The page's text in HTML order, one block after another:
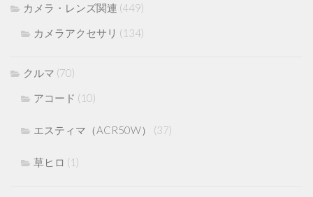
カメラ・レンズ関連 (449)
カメラアクセサリ (134)
クルマ (70)
アコード (10)
エスティマ（ACR50W） (37)
草ヒロ (1)